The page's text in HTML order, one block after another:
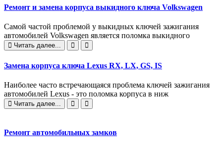
Ремонт и замена корпуса выкидного ключа Volkswagen
Самой частой проблемой у выкидных ключей зажигания
автомобилей Volkswagen является поломка выкидного
Читать далее...
Замена корпуса ключа Lexus RX, LX, GS, IS
Наиболее часто встречающаяся проблема ключей зажигания
автомобилей Lexus - это поломка корпуса в ниж
Читать далее...
Ремонт автомобильных замков